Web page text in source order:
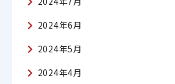
2024年6月
2024年5月
2024年4月